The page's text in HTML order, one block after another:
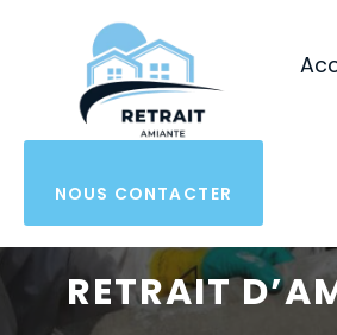
NOUS CONTACTER
RETRAIT